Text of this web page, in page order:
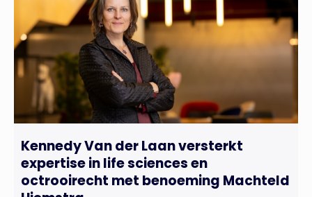
Kennedy Van der Laan versterkt
expertise in life sciences en
octrooirecht met benoeming Machteld